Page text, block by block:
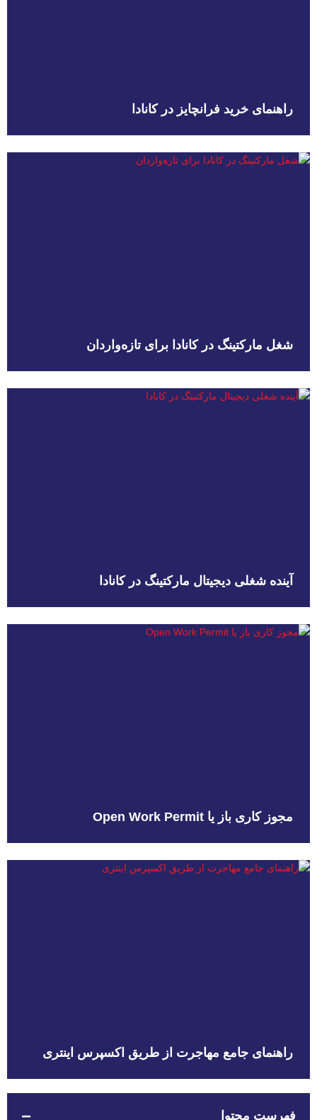
راهنمای خرید فرانچایز در کانادا
شغل مارکتینگ در کانادا برای تازه‌واردان
آینده شغلی دیجیتال مارکتینگ در کانادا
مجوز کاری باز یا Open Work Permit
راهنمای جامع مهاجرت از طریق اکسپرس اینتری
فهرست محتوا